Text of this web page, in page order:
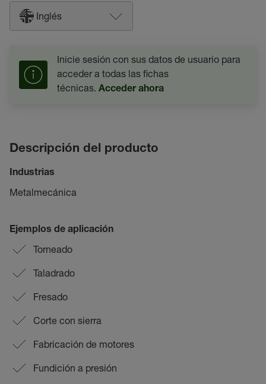
Inglés
Inicie sesión con sus datos de usuario para
acceder a todas las fichas
técnicas. Acceder ahora
Descripción del producto
Industrias
Metalmecánica
Ejemplos de aplicación
Torneado
Taladrado
Fresado
Corte con sierra
Fabricación de motores
Fundición a presión